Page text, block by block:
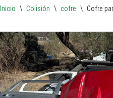
Inicio \ Colisión \ cofre \ Cofre